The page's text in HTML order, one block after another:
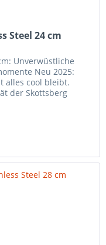
Steel 24 cm
Unverwüstliche
Neu 2025:
alles cool bleibt.
der Skottsberg